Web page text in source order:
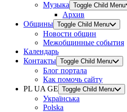
Музыка Toggle Child Menu
Архив
Общины Toggle Child Menu
Новости общин
Межобщинные события
Календарь
Контакты Toggle Child Menu
Блог портала
Как помочь сайту
PL UA GE Toggle Child Menu
Українська
Polska